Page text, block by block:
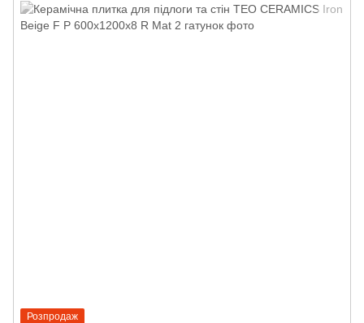
Розпродаж